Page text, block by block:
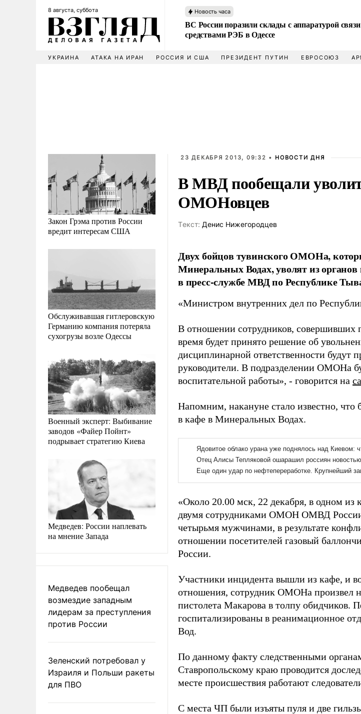
8 августа, суббота Новость часа
ВС России поразили склады с аппаратурой
средствами РЭБ в Одессе
УКРАИНА АТАКА НА ИРАН РОССИЯ И США ПРЕЗИДЕНТ ПУТИН ЕВРОСОЮЗ
Закон Грэма против России
вредит интересам США
Обслуживавшая гитлеровскую
Германию компания потеряла
сухогрузы возле Одессы
Военный эксперт: Выбивание
заводов «Файер Пойнт»
подрывает стратегию Киева
Медведев: России наплевать
на мнение Запада
Медведев пообещал
возмездие западным
лидерам за преступления
против России
Зеленский потребовал у
Израиля и Польши ракеты
для ПВО
23 ДЕКАБРЯ 2013, 09:32 • НОВОСТИ ДНЯ
В МВД пообещали
ОМОНовцев
Tекст: Денис Нижегородцев
Двух бойцов тувинского ОМОНа,
Минеральных Водах, уволят из
в пресс-службе МВД по Республике
«Министром внутренних дел по
В отношении сотрудников, совершивших
время будет принято решение об
дисциплинарной ответственности будут
руководители. В подразделении ОМОНа
воспитательной работы», - говорится на
Напомним, накануне стало известно,
в кафе в Минеральных Водах.
«Около 20.00 мск, 22 декабря, в одном
двумя сотрудниками ОМОН ОМВД России
четырьмя мужчинами, в результате
отношении посетителей газовый
России.
Участники инцидента вышли из кафе, и
отношения, сотрудник ОМОНа произвел
пистолета Макарова в толпу обидчиков.
госпитализированы в реанимационное
Вод.
По данному факту следственными
Ставропольскому краю проводится
месте происшествия работают
С места ЧП были изъяты пуля и две